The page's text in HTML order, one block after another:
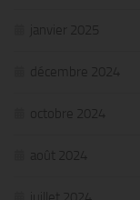
janvier 2025
décembre 2024
octobre 2024
août 2024